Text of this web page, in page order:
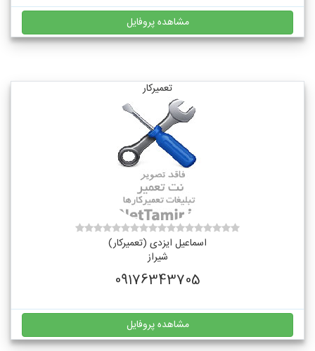
مشاهده پروفایل
تعمیرکار
اسماعیل ایزدی (تعمیرکار)
شیراز
09176343705
مشاهده پروفایل